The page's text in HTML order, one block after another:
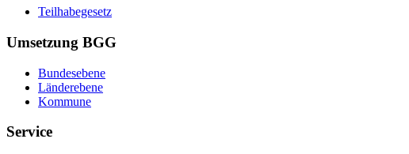
Teilhabegesetz
Umsetzung BGG
Bundesebene
Länderebene
Kommune
Service